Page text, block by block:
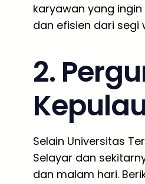
karyawan yang ingin
dan efisien dari segi
2.
Selain Universitas
Selayar dan
dan malam hari.